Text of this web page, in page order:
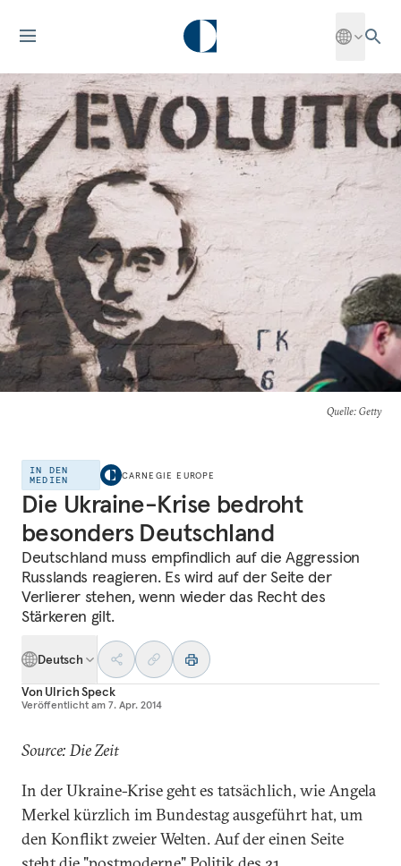
Quelle: Getty
IN DEN
MEDIEN
CARNEGIE EUROPE
Die Ukraine-Krise bedroht
besonders Deutschland
Deutschland muss empfindlich auf die Aggression
Russlands reagieren. Es wird auf der Seite der
Verlierer stehen, wenn wieder das Recht des
Stärkeren gilt.
Deutsch
Von Ulrich Speck
Veröffentlicht am 7. Apr. 2014
Source: Die Zeit
In der Ukraine-Krise geht es tatsächlich, wie Angela
Merkel kürzlich im Bundestag ausgeführt hat, um
den Konflikt zweier Welten. Auf der einen Seite